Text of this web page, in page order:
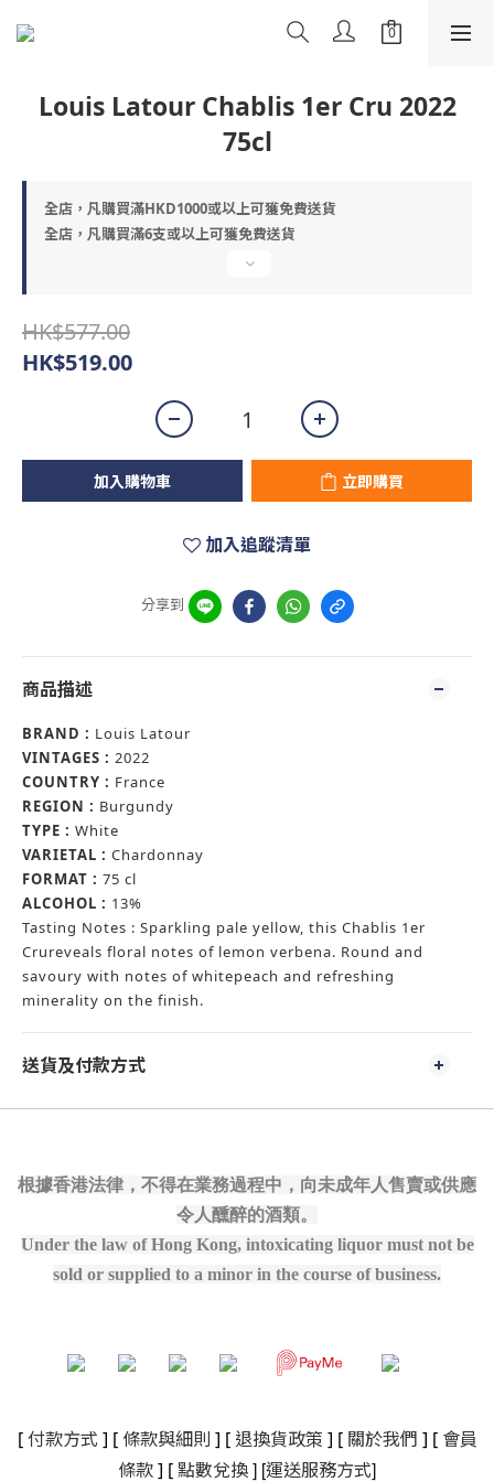
Louis Latour Chablis 1er Cru 2022
75cl
全店，凡購買滿HKD1000或以上可獲免費送貨
全店，凡購買滿6支或以上可獲免費送貨
HK$577.00
HK$519.00
加入購物車 立即購買
加入追蹤清單
分享到
商品描述
BRAND : Louis Latour
VINTAGES : 2022
COUNTRY : France
REGION : Burgundy
TYPE : White
VARIETAL : Chardonnay
FORMAT : 75 cl
ALCOHOL : 13%
Tasting Notes : Sparkling pale yellow, this Chablis 1er
Crureveals floral notes of lemon verbena. Round and
savoury with notes of whitepeach and refreshing
minerality on the finish.
送貨及付款方式
根據香港法律，不得在業務過程中，向未成年人售賣或供應
令人醺醉的酒類。
Under the law of Hong Kong, intoxicating liquor must not be
sold or supplied to a minor in the course of business.
[ 付款方式 ] [ 條款與細則 ] [ 退換貨政策 ] [ 關於我們 ] [ 會員
條款] [點數兌換] [運送服務方式]